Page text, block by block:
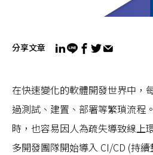
分享文章
在快速變化的軟體開發世界中，
過測試、建置、部署等繁瑣流程
時，也容易因人為疏失導致線上
多開發團隊開始導入 CI/CD (持